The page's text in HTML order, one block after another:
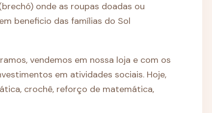
onde as roupas doadas ou
beneficio das famílias do Sol
vendemos em nossa loja e com os
em atividades sociais. Hoje,
crochê, reforço de matemática,